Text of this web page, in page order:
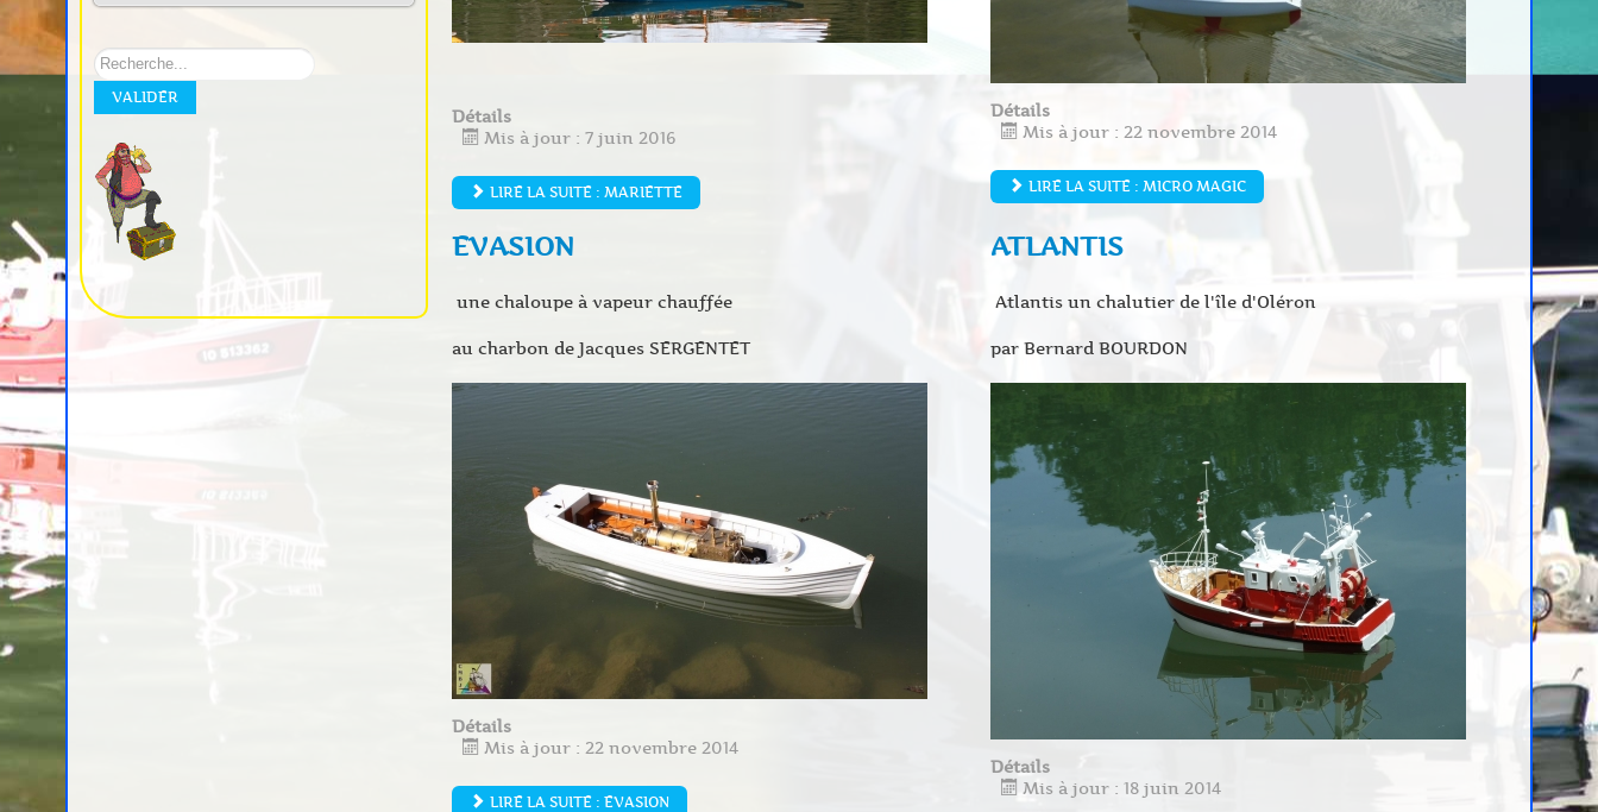
Rechercher
sur
notre
VALIDER
Détails
Mis à jour : 7 juin 2016
LIRE LA SUITE : MARIETTE
Détails
Mis à jour : 22 novembre 2014
LIRE LA SUITE : MICRO MAGIC
EVASION
une chaloupe à vapeur chauffée
au charbon de Jacques SERGENTET
Détails
Mis à jour : 22 novembre 2014
LIRE LA SUITE : EVASION
ATLANTIS
Atlantis un chalutier de l'île d'Oléron
par Bernard BOURDON
Détails
Mis à jour : 18 juin 2014